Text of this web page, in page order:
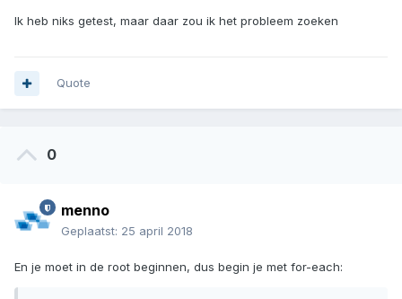
Ik heb niks getest, maar daar zou ik het probleem zoeken
Quote
0
menno
Geplaatst: 25 april 2018
En je moet in de root beginnen, dus begin je met for-each: